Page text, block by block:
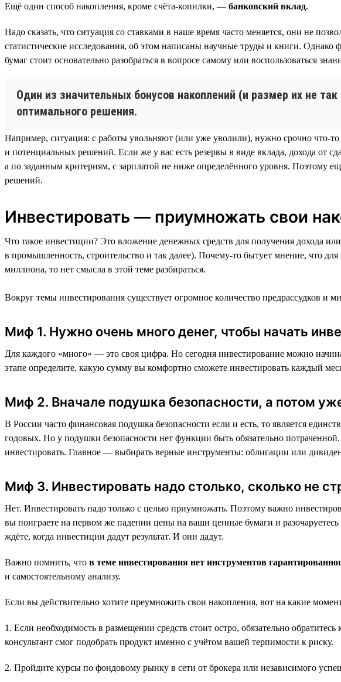
Ещё один способ накопления, кроме счёта-копилки, — банковский вклад.
Надо сказать, что ситуация со ставками в наше время часто меняется, они не
статистические исследования, об этом написаны научные труды и книги.
бумаг стоит основательно разобраться в вопросе самому или воспользоваться
Один из значительных бонусов накоплений (и размер их не
оптимального решения.
Например, ситуация: с работы увольняют (или уже уволили), нужно срочно что-
и потенциальных решений. Если же у вас есть резервы в виде вклада, дохода от
а по заданным критериям, с зарплатой не ниже определённого уровня. Поэтому
решений.
Инвестировать — приумножать свои
Что такое инвестиции? Это вложение денежных средств для получения дохода
в промышленность, строительство и так далее). Почему-то бытует мнение, что
миллиона, то нет смысла в этой теме разбираться.
Вокруг темы инвестирования существует огромное количество предрассудков и
Миф 1. Нужно очень много денег, чтобы начать
Для каждого «много» — это своя цифра. Но сегодня инвестирование можно
этапе определите, какую сумму вы комфортно сможете инвестировать каждый
Миф 2. Вначале подушка безопасности, а потом
В России часто финансовая подушка безопасности если и есть, то является
годовых. Но у подушки безопасности нет функции быть обязательно
инвестировать. Главное — выбирать верные инструменты: облигации или
Миф 3. Инвестировать надо столько, сколько не
Нет. Инвестировать надо только с целью приумножать. Поэтому важно
вы поиграете на первом же падении цены на ваши ценные бумаги и
ждёте, когда инвестиции дадут результат. И они дадут.
Важно помнить, что в теме инвестирования нет инструментов
и самостоятельному анализу.
Если вы действительно хотите преумножить свои накопления, вот на какие
1. Если необходимость в размещении средств стоит остро, обязательно
консультант смог подобрать продукт именно с учётом вашей терпимости к риску.
2. Пройдите курсы по фондовому рынку в сети от брокера или независимого